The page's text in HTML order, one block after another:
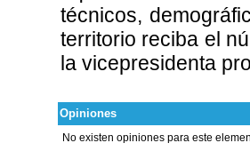
técnicos,
territorio reciba el
la vicepresidenta
Opiniones
No existen opiniones para este